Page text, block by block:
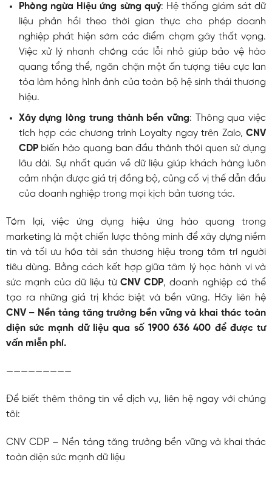
Phòng ngừa Hiệu ứng sừng quỷ: Hệ thống giám sát dữ
liệu phản hồi theo thời gian thực cho phép doanh
nghiệp phát hiện sớm các điểm chạm gây thất vọng.
Việc xử lý nhanh chóng các lỗi nhỏ giúp bảo vệ hào
quang tổng thể, ngăn chặn một ấn tượng tiêu cực lan
tỏa làm hỏng hình ảnh của toàn bộ hệ sinh thái thương
hiệu.
Xây dựng lòng trung thành bền vững: Thông qua việc
tích hợp các chương trình Loyalty ngay trên Zalo,CNV
CDPbiến hào quang ban đầu thành thói quen sử dụng
lâu dài. Sự nhất quán về dữ liệu giúp khách hàng luôn
cảm nhận được giá trị đồng bộ, củng cố vị thế dẫn đầu
của doanh nghiệp trong mọi kịch bản tương tác.
Tóm lại, việc ứng dụng hiệu ứng hào quang trong
marketing là một chiến lược thông minh để xây dựng niềm
tin và tối ưu hóa tài sản thương hiệu trong tâm trí người
tiêu dùng. Bằng cách kết hợp giữa tâm lý học hành vi và
sức mạnh của dữ liệu từCNV CDP, doanh nghiệp có thể
tạo ra những giá trị khác biệt và bền vững. Hãy liên hệ
CNV – Nền tảng tăng trưởng bền vững và khai thác toàn
diện sức mạnh dữ liệu qua số 1900 636 400 để được tư
vấn miễn phí.
—————————
Để biết thêm thông tin về dịch vụ, liên hệ ngay với chúng
tôi:
CNV CDP – Nền tảng tăng trưởng bền vững và khai thác
toàn diện sức mạnh dữ liệu